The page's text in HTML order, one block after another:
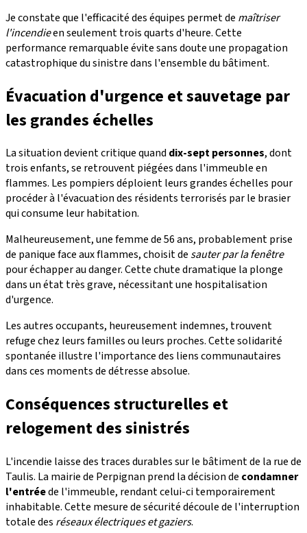
Je constate que l'efficacité des équipes permet de maîtriser
l'incendieen seulement trois quarts d'heure. Cette
performance remarquable évite sans doute une propagation
catastrophique du sinistre dans l'ensemble du bâtiment.
Évacuation d'urgence et sauvetage par
les grandes échelles
La situation devient critique quand dix-sept personnes, dont
trois enfants, se retrouvent piégées dans l'immeuble en
flammes. Les pompiers déploient leurs grandes échelles pour
procéder à l'évacuation des résidents terrorisés par le brasier
qui consume leur habitation.
Malheureusement, une femme de 56 ans, probablement prise
de panique face aux flammes, choisit de sauter par la fenêtre
pour échapper au danger. Cette chute dramatique la plonge
dans un état très grave, nécessitant une hospitalisation
d'urgence.
Les autres occupants, heureusement indemnes, trouvent
refuge chez leurs familles ou leurs proches. Cette solidarité
spontanée illustre l'importance des liens communautaires
dans ces moments de détresse absolue.
Conséquences structurelles et
relogement des sinistrés
L'incendie laisse des traces durables sur le bâtiment de la rue de
Taulis. La mairie de Perpignan prend la décision de condamner
l'entréede l'immeuble, rendant celui-ci temporairement
inhabitable. Cette mesure de sécurité découle de l'interruption
totale des réseaux électriques et gaziers.